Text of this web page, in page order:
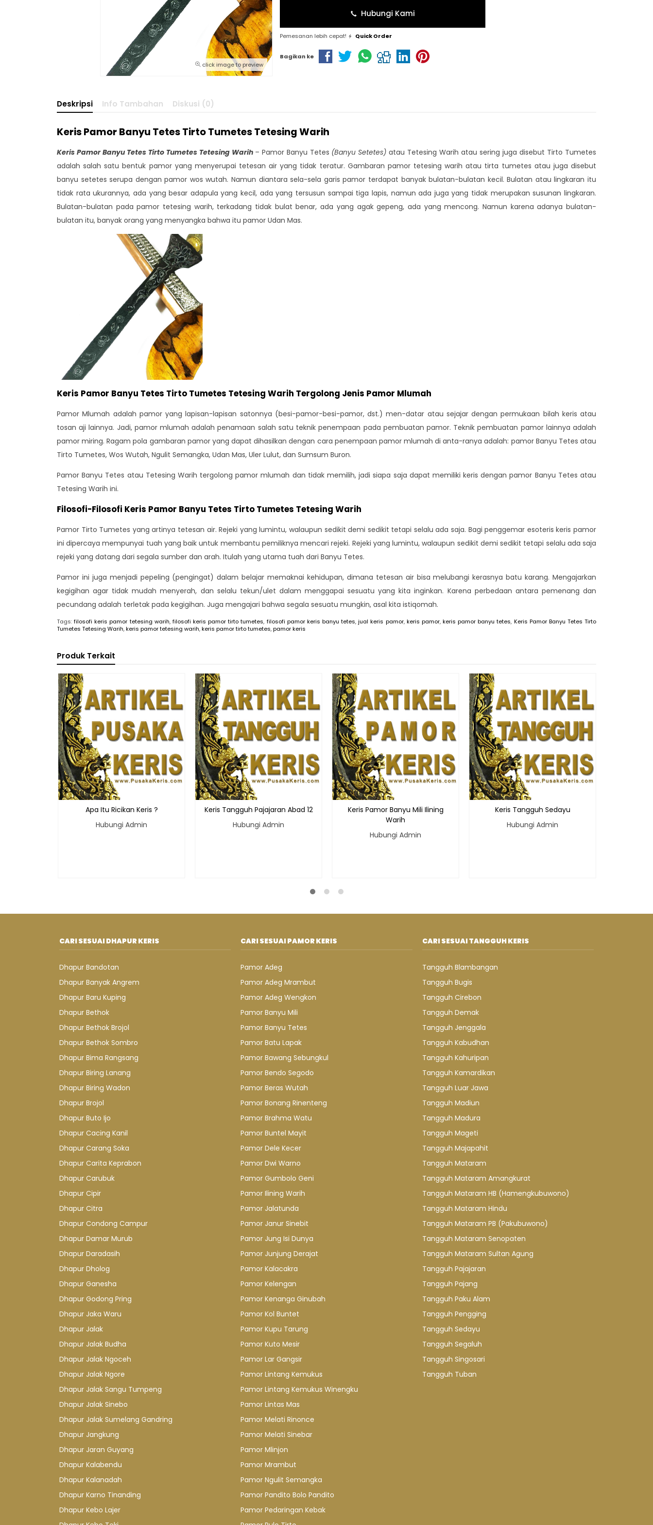
click image to preview
Hubungi Kami
Pemesanan lebih cepat! Quick Order
Bagikan ke
Deskripsi Info Tambahan Diskusi (0)
Keris Pamor Banyu Tetes Tirto Tumetes Tetesing Warih
Keris Pamor Banyu Tetes Tirto Tumetes Tetesing Warih – Pamor Banyu Tetes (Banyu Setetes) atau Tetesing Warih atau sering juga disebut Tirto Tumetes
adalah salah satu bentuk pamor yang menyerupai tetesan air yang tidak teratur. Gambaran pamor tetesing warih atau tirta tumetes atau juga disebut
banyu setetes serupa dengan pamor wos wutah. Namun diantara sela-sela garis pamor terdapat banyak bulatan-bulatan kecil. Bulatan atau lingkaran itu
tidak rata ukurannya, ada yang besar adapula yang kecil, ada yang tersusun sampai tiga lapis, namun ada juga yang tidak merupakan susunan lingkaran.
Bulatan-bulatan pada pamor tetesing warih, terkadang tidak bulat benar, ada yang agak gepeng, ada yang mencong. Namun karena adanya bulatan-
bulatan itu, banyak orang yang menyangka bahwa itu pamor Udan Mas.
Keris Pamor Banyu Tetes Tirto Tumetes Tetesing Warih Tergolong Jenis Pamor Mlumah
Pamor Mlumah adalah pamor yang lapisan-lapisan satonnya (besi-pamor-besi-pamor, dst.) men-datar atau sejajar dengan permukaan bilah keris atau
tosan aji lainnya. Jadi, pamor mlumah adalah penamaan salah satu teknik penempaan pada pembuatan pamor. Teknik pembuatan pamor lainnya adalah
pamor miring. Ragam pola gambaran pamor yang dapat dihasilkan dengan cara penempaan pamor mlumah di anta-ranya adalah: pamor Banyu Tetes atau
Tirto Tumetes, Wos Wutah, Ngulit Semangka, Udan Mas, Uler Lulut, dan Sumsum Buron.
Pamor Banyu Tetes atau Tetesing Warih tergolong pamor mlumah dan tidak memilih, jadi siapa saja dapat memiliki keris dengan pamor Banyu Tetes atau
Tetesing Warih ini.
Filosofi-Filosofi Keris Pamor Banyu Tetes Tirto Tumetes Tetesing Warih
Pamor Tirto Tumetes yang artinya tetesan air. Rejeki yang lumintu, walaupun sedikit demi sedikit tetapi selalu ada saja. Bagi penggemar esoteris keris pamor
ini dipercaya mempunyai tuah yang baik untuk membantu pemiliknya mencari rejeki. Rejeki yang lumintu, walaupun sedikit demi sedikit tetapi selalu ada saja
rejeki yang datang dari segala sumber dan arah. Itulah yang utama tuah dari Banyu Tetes.
Pamor ini juga menjadi pepeling (pengingat) dalam belajar memaknai kehidupan, dimana tetesan air bisa melubangi kerasnya batu karang. Mengajarkan
kegigihan agar tidak mudah menyerah, dan selalu tekun/ulet dalam menggapai sesuatu yang kita inginkan. Karena perbedaan antara pemenang dan
pecundang adalah terletak pada kegigihan. Juga mengajari bahwa segala sesuatu mungkin, asal kita istiqomah.
Tags:filosofi keris pamor tetesing warih, filosofi keris pamor tirto tumetes, filosofi pamor keris banyu tetes,jual keris pamor, keris pamor, keris pamor banyu tetes, Keris Pamor Banyu Tetes Tirto
Tumetes Tetesing Warih,keris pamor tetesing warih,keris pamor tirto tumetes,pamor keris
Produk Terkait
Apa Itu Ricikan Keris ?
Hubungi Admin
Keris Tangguh Pajajaran Abad 12
Hubungi Admin
Keris Pamor Banyu Mili Ilining
Warih
Hubungi Admin
Keris Tangguh Sedayu
Hubungi Admin
CARI SESUAI DHAPUR KERIS
Dhapur Bandotan
Dhapur Banyak Angrem
Dhapur Baru Kuping
Dhapur Bethok
Dhapur Bethok Brojol
Dhapur Bethok Sombro
Dhapur Bima Rangsang
Dhapur Biring Lanang
Dhapur Biring Wadon
Dhapur Brojol
Dhapur Buto Ijo
Dhapur Cacing Kanil
Dhapur Carang Soka
Dhapur Carita Keprabon
Dhapur Carubuk
Dhapur Cipir
Dhapur Citra
Dhapur Condong Campur
Dhapur Damar Murub
Dhapur Daradasih
Dhapur Dholog
Dhapur Ganesha
Dhapur Godong Pring
Dhapur Jaka Waru
Dhapur Jalak
Dhapur Jalak Budha
Dhapur Jalak Ngoceh
Dhapur Jalak Ngore
Dhapur Jalak Sangu Tumpeng
Dhapur Jalak Sinebo
Dhapur Jalak Sumelang Gandring
Dhapur Jangkung
Dhapur Jaran Guyang
Dhapur Kalabendu
Dhapur Kalanadah
Dhapur Karno Tinanding
Dhapur Kebo Lajer
CARI SESUAI PAMOR KERIS
Pamor Adeg
Pamor Adeg Mrambut
Pamor Adeg Wengkon
Pamor Banyu Mili
Pamor Banyu Tetes
Pamor Batu Lapak
Pamor Bawang Sebungkul
Pamor Bendo Segodo
Pamor Beras Wutah
Pamor Bonang Rinenteng
Pamor Brahma Watu
Pamor Buntel Mayit
Pamor Dele Kecer
Pamor Dwi Warno
Pamor Gumbolo Geni
Pamor Ilining Warih
Pamor Jalatunda
Pamor Janur Sinebit
Pamor Jung Isi Dunya
Pamor Junjung Derajat
Pamor Kalacakra
Pamor Kelengan
Pamor Kenanga Ginubah
Pamor Kol Buntet
Pamor Kupu Tarung
Pamor Kuto Mesir
Pamor Lar Gangsir
Pamor Lintang Kemukus
Pamor Lintang Kemukus Winengku
Pamor Lintas Mas
Pamor Melati Rinonce
Pamor Melati Sinebar
Pamor Mlinjon
Pamor Mrambut
Pamor Ngulit Semangka
Pamor Pandito Bolo Pandito
Pamor Pedaringan Kebak
CARI SESUAI TANGGUH KERIS
Tangguh Blambangan
Tangguh Bugis
Tangguh Cirebon
Tangguh Demak
Tangguh Jenggala
Tangguh Kabudhan
Tangguh Kahuripan
Tangguh Kamardikan
Tangguh Luar Jawa
Tangguh Madiun
Tangguh Madura
Tangguh Mageti
Tangguh Majapahit
Tangguh Mataram
Tangguh Mataram Amangkurat
Tangguh Mataram HB (Hamengkubuwono)
Tangguh Mataram Hindu
Tangguh Mataram PB (Pakubuwono)
Tangguh Mataram Senopaten
Tangguh Mataram Sultan Agung
Tangguh Pajajaran
Tangguh Pajang
Tangguh Paku Alam
Tangguh Pengging
Tangguh Sedayu
Tangguh Segaluh
Tangguh Singosari
Tangguh Tuban